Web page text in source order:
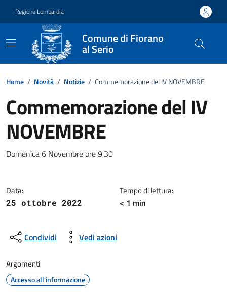
Regione Lombardia
Comune di Fiorano
al Serio
Home / Novità / Notizie / Commemorazione del IV NOVEMBRE
Commemorazione del IV
NOVEMBRE
Dettagli della notizia
Domenica 6 Novembre ore 9,30
Data:
25 ottobre 2022
Tempo di lettura:
< 1 min
Condividi Vedi azioni
Argomenti
Accesso all'informazione